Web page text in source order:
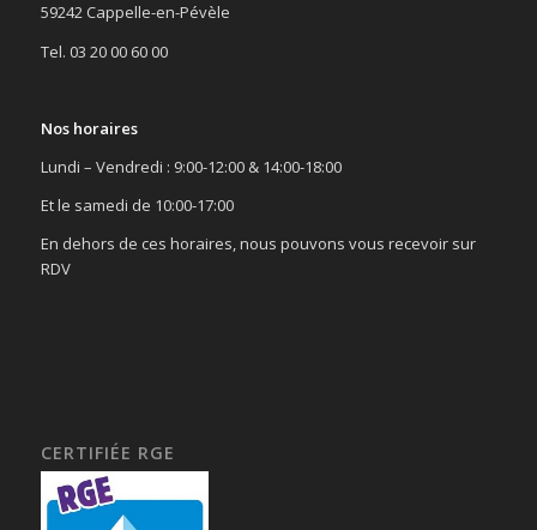
59242 Cappelle-en-Pévèle
Tel. 03 20 00 60 00
Nos horaires
Lundi – Vendredi : 9:00-12:00 & 14:00-18:00
Et le samedi de 10:00-17:00
En dehors de ces horaires, nous pouvons vous recevoir sur
RDV
CERTIFIÉE RGE